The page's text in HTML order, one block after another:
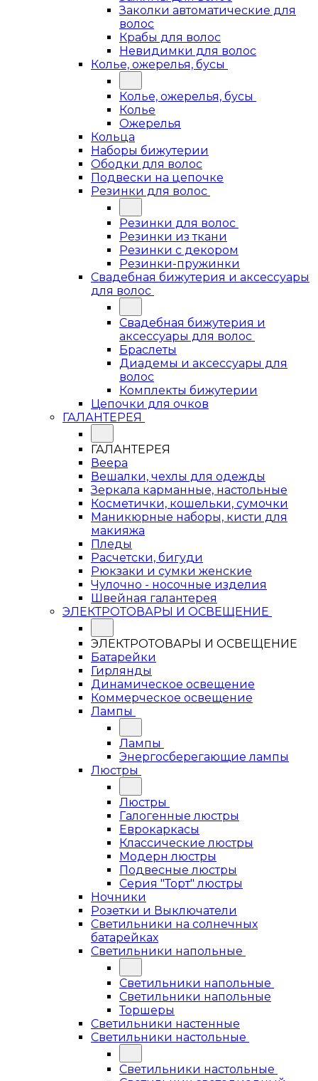
Заколки автоматические для
волос
Крабы для волос
Невидимки для волос
Колье, ожерелья, бусы
Колье, ожерелья, бусы
Колье
Ожерелья
Кольца
Наборы бижутерии
Ободки для волос
Подвески на цепочке
Резинки для волос
Резинки для волос
Резинки из ткани
Резинки с декором
Резинки-пружинки
Свадебная бижутерия и аксессуары
для волос
Свадебная бижутерия и
аксессуары для волос
Браслеты
Диадемы и аксессуары для
волос
Комплекты бижутерии
Цепочки для очков
ГАЛАНТЕРЕЯ
ГАЛАНТЕРЕЯ
Веера
Вешалки, чехлы для одежды
Зеркала карманные, настольные
Косметички, кошельки, сумочки
Маникюрные наборы, кисти для
макияжа
Пледы
Расчетски, бигуди
Рюкзаки и сумки женские
Чулочно - носочные изделия
Швейная галантерея
ЭЛЕКТРОТОВАРЫ И ОСВЕЩЕНИЕ
ЭЛЕКТРОТОВАРЫ И ОСВЕЩЕНИЕ
Батарейки
Гирлянды
Динамическое освещение
Коммерческое освещение
Лампы
Лампы
Энергосберегающие лампы
Люстры
Люстры
Галогенные люстры
Еврокаркасы
Классические люстры
Модерн люстры
Подвесные люстры
Серия "Торт" люстры
Ночники
Розетки и Выключатели
Светильники на солнечных
батарейках
Светильники напольные
Светильники напольные
Светильники напольные
Торшеры
Светильники настенные
Светильники настольные
Светильники настольные